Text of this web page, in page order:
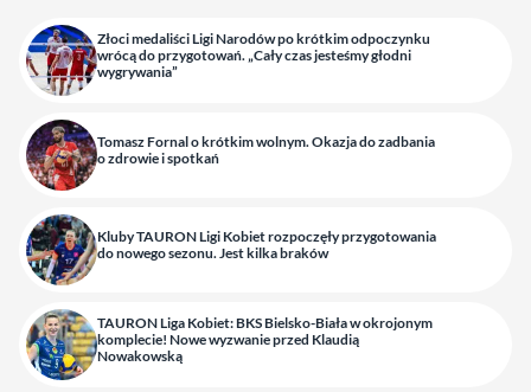
Złoci medaliści Ligi Narodów po krótkim odpoczynku
wrócą do przygotowań. „Cały czas jesteśmy głodni
wygrywania”
Tomasz Fornal o krótkim wolnym. Okazja do zadbania
o zdrowie i spotkań
Kluby TAURON Ligi Kobiet rozpoczęły przygotowania
do nowego sezonu. Jest kilka braków
TAURON Liga Kobiet: BKS Bielsko-Biała w okrojonym
komplecie! Nowe wyzwanie przed Klaudią
Nowakowską